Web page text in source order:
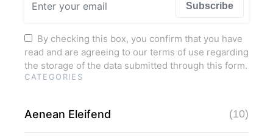
Subscribe
By checking this box, you confirm that you have
read and are agreeing to our terms of use regarding
the storage of the data submitted through this form.
CATEGORIES
Aenean Eleifend (10)